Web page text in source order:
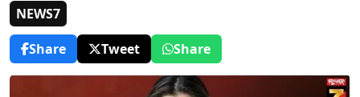
NEWS7
Share
Tweet Share